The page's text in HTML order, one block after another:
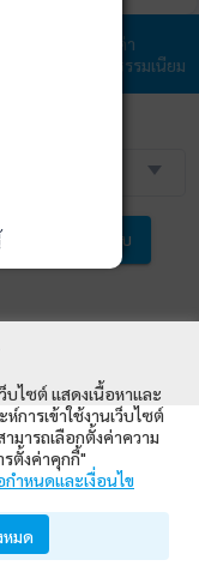
ค่า
ธรรมเนียม
เปรียบเทียบ
บไซต์ แสดงเนื้อหาและ
การเข้าใช้งานเว็บไซต์
มารถเลือกตั้งค่าความ
ตั้งค่าคุกกี้"
กำหนดและเงื่อนไข
มด